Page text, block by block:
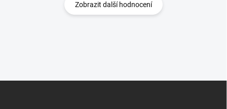
Zobrazit další hodnocení